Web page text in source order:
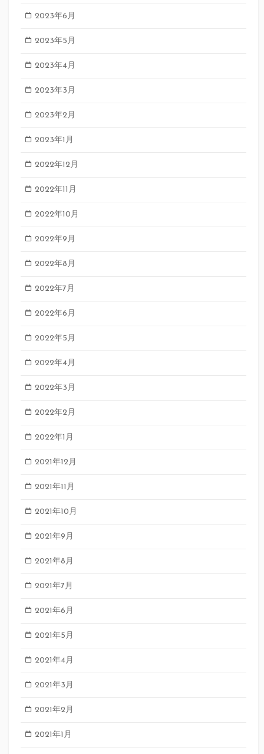
2023年6月
2023年5月
2023年4月
2023年3月
2023年2月
2023年1月
2022年12月
2022年11月
2022年10月
2022年9月
2022年8月
2022年7月
2022年6月
2022年5月
2022年4月
2022年3月
2022年2月
2022年1月
2021年12月
2021年11月
2021年10月
2021年9月
2021年8月
2021年7月
2021年6月
2021年5月
2021年4月
2021年3月
2021年2月
2021年1月